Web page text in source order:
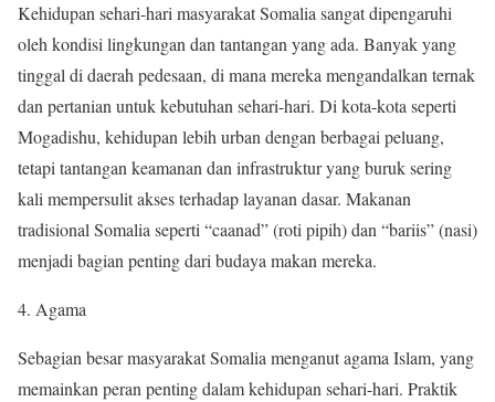
Kehidupan sehari-hari masyarakat Somalia sangat dipengaruhi
oleh kondisi lingkungan dan tantangan yang ada. Banyak yang
tinggal di daerah pedesaan, di mana mereka mengandalkan ternak
dan pertanian untuk kebutuhan sehari-hari. Di kota-kota seperti
Mogadishu, kehidupan lebih urban dengan berbagai peluang,
tetapi tantangan keamanan dan infrastruktur yang buruk sering
kali mempersulit akses terhadap layanan dasar. Makanan
tradisional Somalia seperti “caanad” (roti pipih) dan “bariis” (nasi)
menjadi bagian penting dari budaya makan mereka.
4. Agama
Sebagian besar masyarakat Somalia menganut agama Islam, yang
memainkan peran penting dalam kehidupan sehari-hari. Praktik